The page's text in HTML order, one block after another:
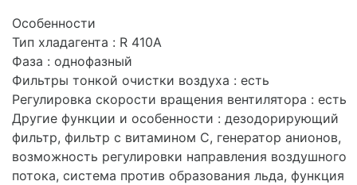
Особенности
Тип хладагента : R 410A
Фаза : однофазный
Фильтры тонкой очистки воздуха : есть
Регулировка скорости вращения вентилятора : есть
Другие функции и особенности : дезодорирующий
фильтр, фильтр с витамином С, генератор анионов,
возможность регулировки направления воздушного
потока, система против образования льда, функция